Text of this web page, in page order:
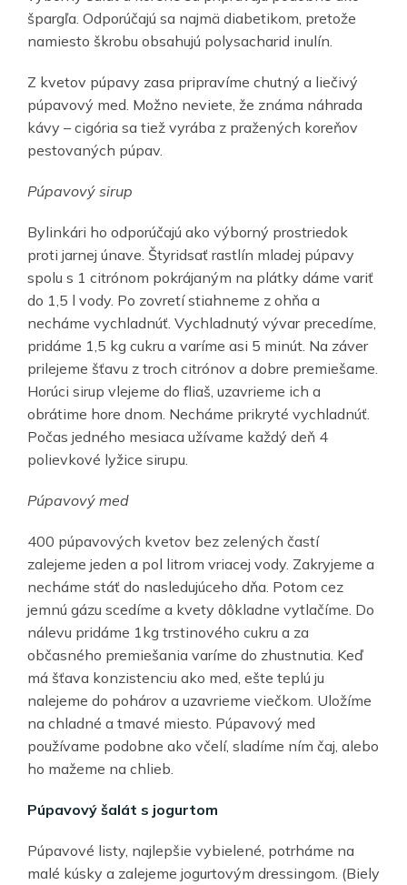
špargľa. Odporúčajú sa najmä diabetikom, pretože
namiesto škrobu obsahujú polysacharid inulín.
Z kvetov púpavy zasa pripravíme chutný a liečivý
púpavový med. Možno neviete, že známa náhrada
kávy – cigória sa tiež vyrába z pražených koreňov
pestovaných púpav.
Púpavový sirup
Bylinkári ho odporúčajú ako výborný prostriedok
proti jarnej únave. Štyridsať rastlín mladej púpavy
spolu s 1 citrónom pokrájaným na plátky dáme variť
do 1,5 l vody. Po zovretí stiahneme z ohňa a
necháme vychladnúť. Vychladnutý vývar precedíme,
pridáme 1,5 kg cukru a varíme asi 5 minút. Na záver
prilejeme šťavu z troch citrónov a dobre premiešame.
Horúci sirup vlejeme do fliaš, uzavrieme ich a
obrátime hore dnom. Necháme prikryté vychladnúť.
Počas jedného mesiaca užívame každý deň 4
polievkové lyžice sirupu.
Púpavový med
400 púpavových kvetov bez zelených častí
zalejeme jeden a pol litrom vriacej vody. Zakryjeme a
necháme stáť do nasledujúceho dňa. Potom cez
jemnú gázu scedíme a kvety dôkladne vytlačíme. Do
nálevu pridáme 1kg trstinového cukru a za
občasného premiešania varíme do zhustnutia. Keď
má šťava konzistenciu ako med, ešte teplú ju
nalejeme do pohárov a uzavrieme viečkom. Uložíme
na chladné a tmavé miesto. Púpavový med
používame podobne ako včelí, sladíme ním čaj, alebo
ho mažeme na chlieb.
Púpavový šalát s jogurtom
Púpavové listy, najlepšie vybielené, potrháme na
malé kúsky a zalejeme jogurtovým dressingom. (Biely